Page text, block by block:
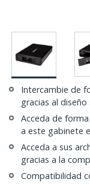
Intercambie de
gracias al
Acceda de
a este gabinete
Acceda a sus
gracias a la
Compatibilidad